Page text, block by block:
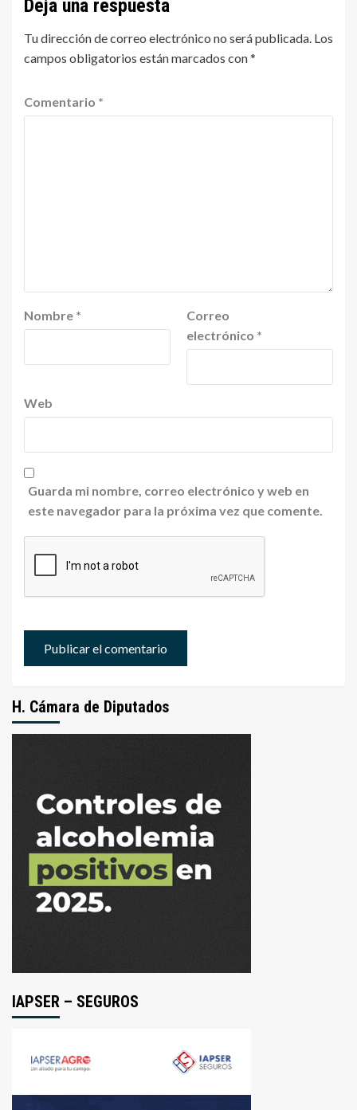
Deja una respuesta
Tu dirección de correo electrónico no será publicada. Los
campos obligatorios están marcados con*
Comentario *
Nombre *
Correo
electrónico *
Web
Guarda mi nombre, correo electrónico y web en
este navegador para la próxima vez que comente.
H. Cámara de Diputados
IAPSER – SEGUROS